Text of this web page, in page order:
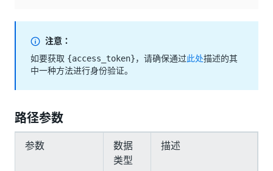
注意：
如要获取 {access_token}，请确保通过此处描述的其
中一种方法进行身份验证。
路径参数
参数
数据
类型
描述